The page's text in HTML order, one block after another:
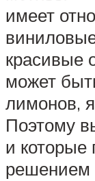
имеет
красивые
может
лимонов,
Поэтому
и которые
решением